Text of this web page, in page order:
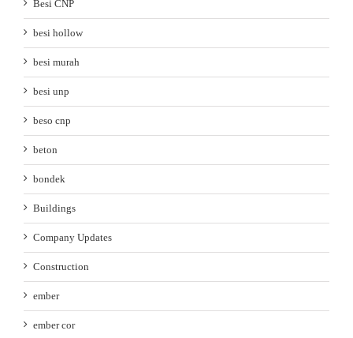
Besi CNP
besi hollow
besi murah
besi unp
beso cnp
beton
bondek
Buildings
Company Updates
Construction
ember
ember cor